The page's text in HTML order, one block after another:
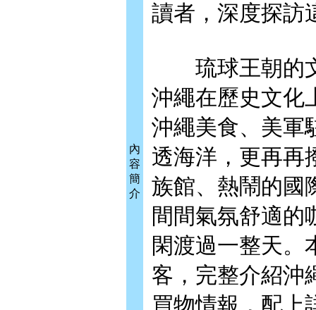
內
容
簡
介
讀者，深度探訪
琉球王朝的文
沖繩在歷史文化
沖繩美食、美軍
透海洋，更再再
族館、熱鬧的國
間間氣氛舒適的
閑渡過一整天。
客，完整介紹沖
買物情報，配上